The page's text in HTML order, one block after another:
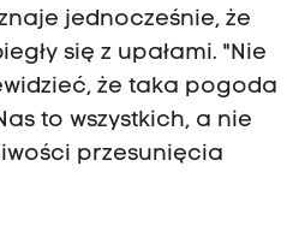
jednocześnie, że
się z upałami. "Nie
że taka pogoda
to wszystkich, a nie
przesunięcia